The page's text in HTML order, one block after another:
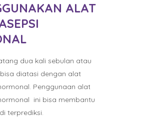
ALAT
dua kali sebulan atau
diatasi dengan alat
Penggunaan alat
ini bisa membantu
terprediksi.